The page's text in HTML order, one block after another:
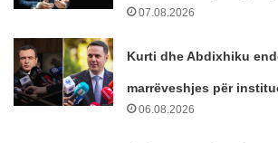
07.08.2026
Kurti dhe Abdixhiku
marrëveshjes për
06.08.2026